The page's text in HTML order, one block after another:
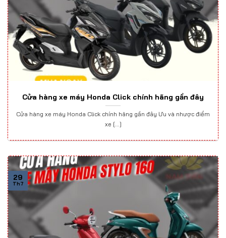
Cửa hàng xe máy Honda Click chính hãng gần đây
Cửa hàng xe máy Honda Click chính hãng gần đây Ưu và nhược điểm
xe [...]
29
Th7